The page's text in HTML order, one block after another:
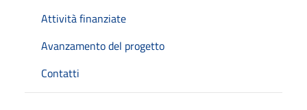
Attività finanziate
Avanzamento del progetto
Contatti